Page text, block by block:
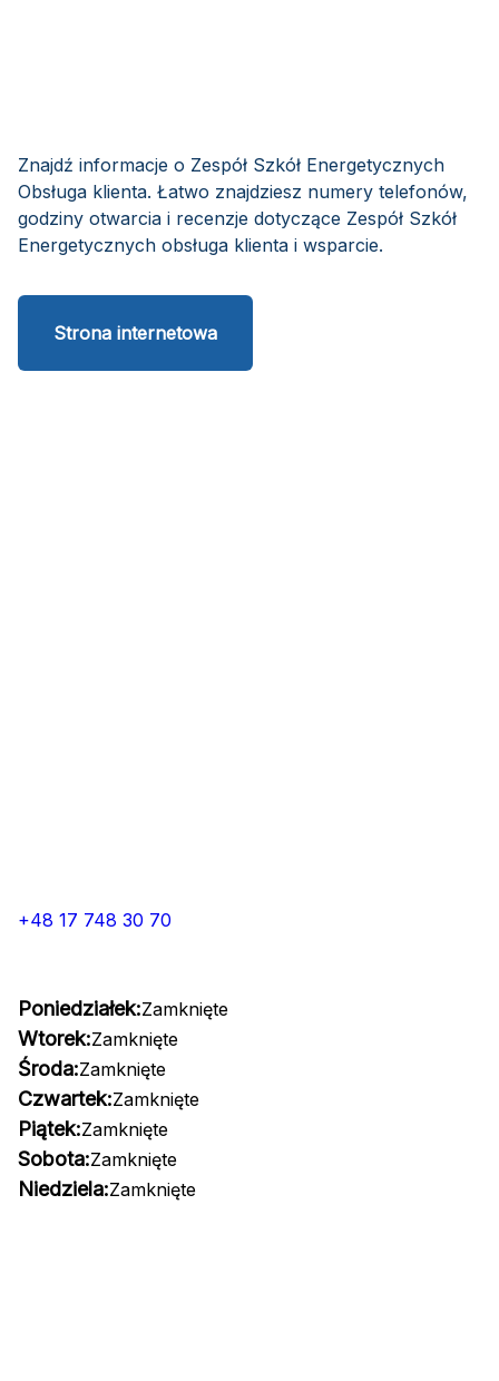
Znajdź informacje o Zespół Szkół Energetycznych
Obsługa klienta. Łatwo znajdziesz numery telefonów,
godziny otwarcia i recenzje dotyczące Zespół Szkół
Energetycznych obsługa klienta i wsparcie.
Strona internetowa
+48 17 748 30 70
Poniedziałek:Zamknięte
Wtorek:Zamknięte
Środa:Zamknięte
Czwartek:Zamknięte
Piątek:Zamknięte
Sobota:Zamknięte
Niedziela:Zamknięte